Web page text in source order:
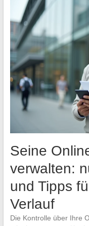
Seine
verwalten:
und Tipps
Verlauf
Die Kontrolle über Ihre